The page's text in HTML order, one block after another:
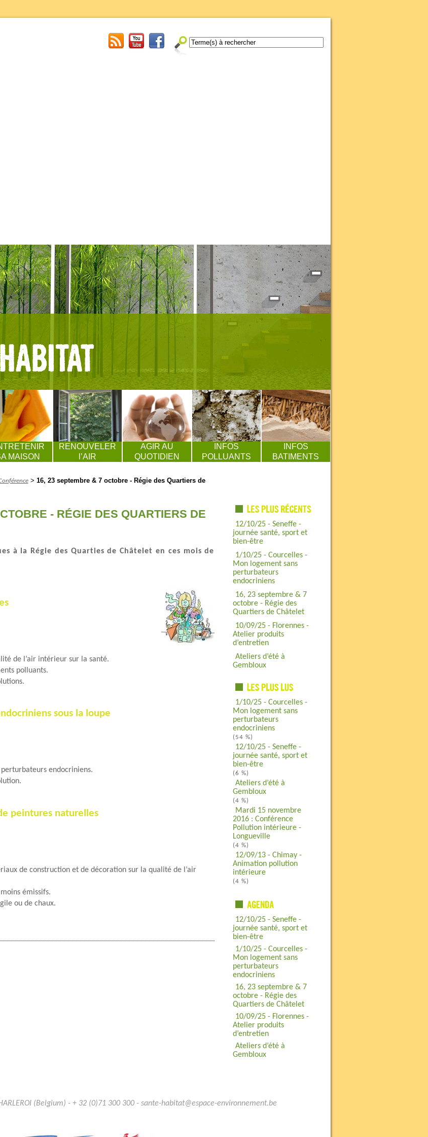
MAISON
RENOUVELER
l’AIR
AGIR AU
QUOTIDIEN
INFOS
POLLUANTS
INFOS
BATIMENTS
12/10/25 - Seneffe -
journée santé, sport et
bien-être
1/10/25 - Courcelles -
Mon logement sans
perturbateurs
endocriniens
16, 23 septembre & 7
octobre - Régie des
Quartiers de Châtelet
10/09/25 - Florennes -
Atelier produits
d’entretien
Ateliers d’été à
Gembloux
1/10/25 - Courcelles -
Mon logement sans
perturbateurs
endocriniens
(54 %)
12/10/25 - Seneffe -
journée santé, sport et
bien-être
(6 %)
Ateliers d’été à
Gembloux
(4 %)
Mardi 15 novembre
2016 : Conférence
Pollution intérieure -
Longueville
(4 %)
12/09/13 - Chimay -
Animation pollution
intérieure
(4 %)
12/10/25 - Seneffe -
journée santé, sport et
bien-être
1/10/25 - Courcelles -
Mon logement sans
perturbateurs
endocriniens
16, 23 septembre & 7
octobre - Régie des
Quartiers de Châtelet
10/09/25 - Florennes -
Atelier produits
d’entretien
Ateliers d’été à
Gembloux
> 16, 23 septembre & 7 octobre - Régie des Quartiers de
- RÉGIE DES QUARTIERS DE
à la Régie des Quarties de Châtelet en ces mois de
de l’air intérieur sur la santé.
polluants.
sous la loupe
endocriniens.
peintures naturelles
de construction et de décoration sur la qualité de l’air
émissifs.
ou de chaux.
(Belgium) - + 32 (0)71 300 300 - sante-habitat@espace-environnement.be